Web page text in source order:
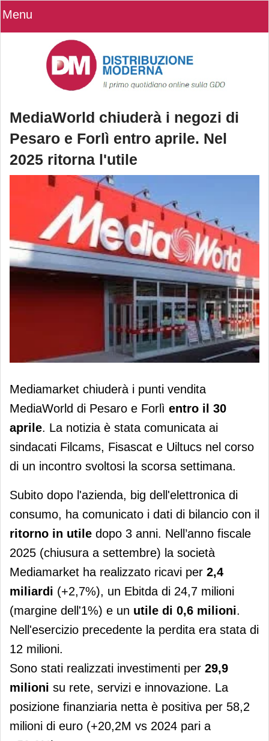
Menu
MediaWorld chiuderà i negozi di
Pesaro e Forlì entro aprile. Nel
2025 ritorna l'utile
MediaWorld chiuderà i negozi di
Pesaro e Forlì entro aprile. Nel 2025
ritorna l'utile
Mediamarket chiuderà i punti vendita
MediaWorld di Pesaro e Forlì entro il 30
aprile. La notizia è stata comunicata ai
sindacati Filcams, Fisascat e Uiltucs nel corso
di un incontro svoltosi la scorsa settimana.
Subito dopo l'azienda, big dell'elettronica di
consumo, ha comunicato i dati di bilancio con il
ritorno in utile dopo 3 anni. Nell’anno fiscale
2025 (chiusura a settembre) la società
Mediamarket ha realizzato ricavi per 2,4
miliardi (+2,7%), un Ebitda di 24,7 milioni
(margine dell'1%) e un utile di 0,6 milioni.
Nell'esercizio precedente la perdita era stata di
12 milioni.
Sono stati realizzati investimenti per 29,9
milioni su rete, servizi e innovazione. La
posizione finanziaria netta è positiva per 58,2
milioni di euro (+20,2M vs 2024 pari a